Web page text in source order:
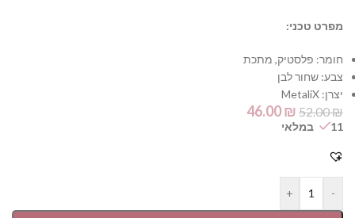
מפרט טכני:
חומר: פלסטיק, מתכת
צבע: שחור לבן
יצרן: MetaliX
52.00₪
46.00₪
11 במלאי
-
+